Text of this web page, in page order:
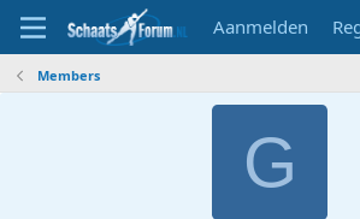
Aanmelden
Members
G